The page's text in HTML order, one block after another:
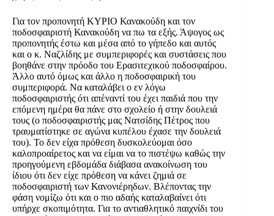
Για τον προπονητή ΚΥΡΙΟ Κανακούδη και τον
ποδοσφαιριστή Κανακούδη να πω τα εξής. Άψογος ως
προπονητής έστω και μέσα από το γήπεδο και αυτός
και ο κ. Ναζλίδης με συμπεριφορές και συστάσεις που
βοηθάνε στην πρόοδο του Ερασιτεχικού ποδοσφαίρου.
Άλλο αυτό όμως και άλλο η ποδοσφαιρική του
συμπεριφορά. Να καταλάβει ο εν λόγω
ποδοσφαιριστής ότι απέναντί του έχει παιδιά που την
επόμενη ημέρα θα πάνε στο σχολείο ή στην δουλειά
τους (ο ποδοσφαιριστής μας Νατσίδης Πέτρος που
τραυματίστηκε σε αγώνα κυπέλου έχασε την δουλειά
του). Το δεν είχα πρόθεση δυσκολεύομαι όσο
καλοπροαίρετος και να είμαι να το πιστέψω καθώς την
προηγούμενη εβδομάδα διάβασα ανακοίνωση του
ίδιου ότι δεν είχε πρόθεση να κάνει ζημιά σε
ποδοσφαιριστή των Κανονιέρηδων. Βλέποντας την
φάση νομίζω ότι και ο πιο αδαής καταλαβαίνει ότι
υπήρχε σκοπιμότητα. Για το αντιαθλητικό παιχνίδι του